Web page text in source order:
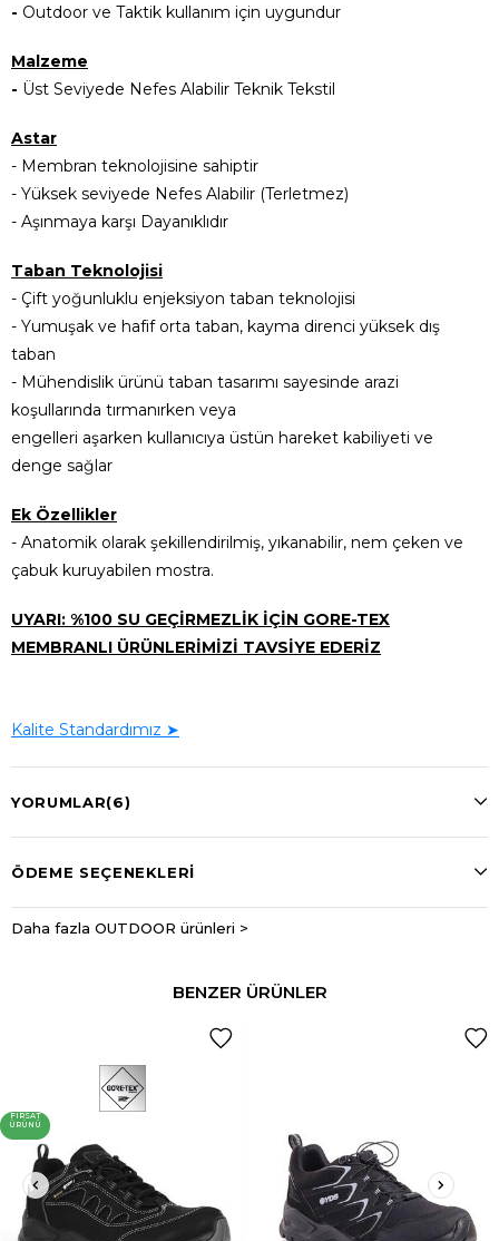
- Outdoor ve Taktik kullanım için uygundur
Malzeme
- Üst Seviyede Nefes Alabilir Teknik Tekstil
Astar
- Membran teknolojisine sahiptir
- Yüksek seviyede Nefes Alabilir (Terletmez)
- Aşınmaya karşı Dayanıklıdır
Taban Teknolojisi
- Çift yoğunluklu enjeksiyon taban teknolojisi
- Yumuşak ve hafif orta taban, kayma direnci yüksek dış
taban
- Mühendislik ürünü taban tasarımı sayesinde arazi
koşullarında tırmanırken veya
engelleri aşarken kullanıcıya üstün hareket kabiliyeti ve
denge sağlar
Ek Özellikler
- Anatomik olarak şekillendirilmiş, yıkanabilir, nem çeken ve
çabuk kuruyabilen mostra.
UYARI: %100 SU GEÇİRMEZLİK İÇİN GORE-TEX
MEMBRANLI ÜRÜNLERİMİZİ TAVSİYE EDERİZ
Kalite Standardımız ➤
YORUMLAR(6)
ÖDEME SEÇENEKLERI
Daha fazla OUTDOOR ürünleri >
BENZER ÜRÜNLER
FIRSAT
ÜRÜNÜ